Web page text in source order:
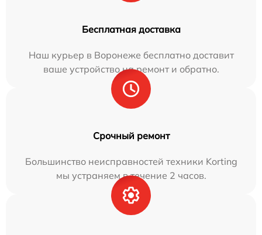
Бесплатная доставка
Наш курьер в Воронеже бесплатно доставит
ваше устройство на ремонт и обратно.
Срочный ремонт
Большинство неисправностей техники Korting
мы устраняем в течение 2 часов.